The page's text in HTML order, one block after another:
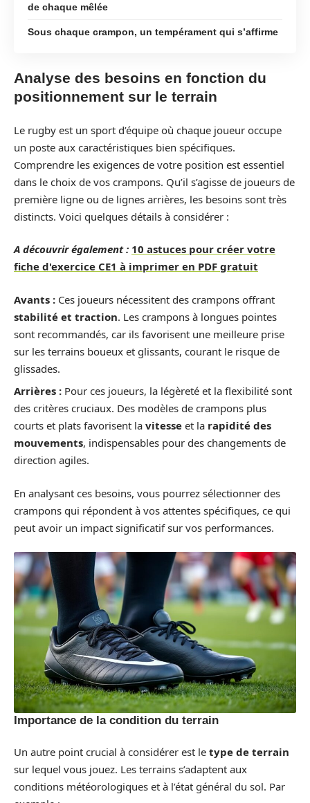
de chaque mêlée
Sous chaque crampon, un tempérament qui s’affirme
Analyse des besoins en fonction du
positionnement sur le terrain
Le rugby est un sport d’équipe où chaque joueur occupe
un poste aux caractéristiques bien spécifiques.
Comprendre les exigences de votre position est essentiel
dans le choix de vos crampons. Qu’il s’agisse de joueurs de
première ligne ou de lignes arrières, les besoins sont très
distincts. Voici quelques détails à considérer :
A découvrir également : 10 astuces pour créer votre
fiche d'exercice CE1 à imprimer en PDF gratuit
Avants : Ces joueurs nécessitent des crampons offrant
stabilité et traction. Les crampons à longues pointes
sont recommandés, car ils favorisent une meilleure prise
sur les terrains boueux et glissants, courant le risque de
glissades.
Arrières : Pour ces joueurs, la légèreté et la flexibilité sont
des critères cruciaux. Des modèles de crampons plus
courts et plats favorisent la vitesse et la rapidité des
mouvements, indispensables pour des changements de
direction agiles.
En analysant ces besoins, vous pourrez sélectionner des
crampons qui répondent à vos attentes spécifiques, ce qui
peut avoir un impact significatif sur vos performances.
Importance de la condition du terrain
Un autre point crucial à considérer est le type de terrain
sur lequel vous jouez. Les terrains s’adaptent aux
conditions météorologiques et à l’état général du sol. Par